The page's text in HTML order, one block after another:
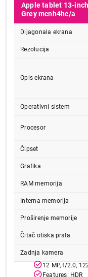
Apple tablet 13-
Grey mcnh4hc/a
Dijagonala ekrana
Rezolucija
Opis ekrana
Operativni sistem
Procesor
Čipset
Grafika
RAM memorija
Interna memorija
Proširenje memorije
Čitač otiska prsta
Zadnja kamera
12 MP, f/2.0,
Features: HDR